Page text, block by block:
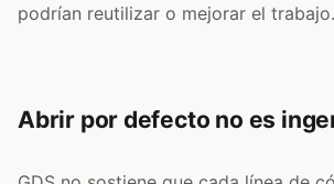
podrían reutilizar o mejorar el trabajo.
Abrir por defecto no es